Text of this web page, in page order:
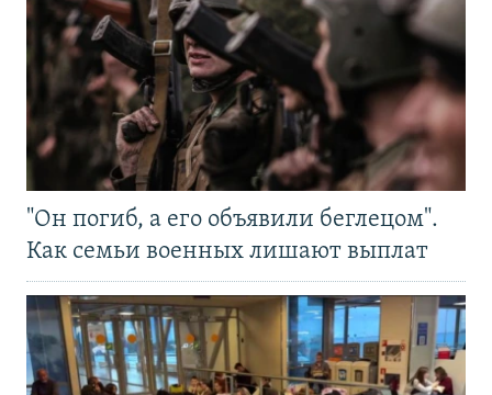
"Он погиб, а его объявили беглецом".
Как семьи военных лишают выплат